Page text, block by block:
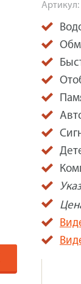
Артикул: